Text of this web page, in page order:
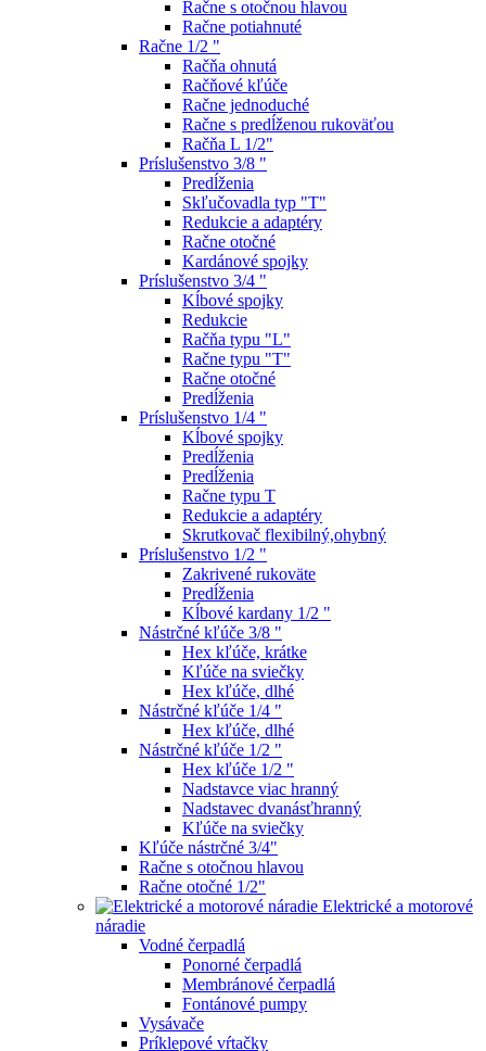
Račne s otočnou hlavou
Račne potiahnuté
Račne 1/2 "
Račňa ohnutá
Račňové kľúče
Račne jednoduché
Račne s predĺženou rukoväťou
Račňa L 1/2"
Príslušenstvo 3/8 "
Predĺženia
Skľučovadla typ "T"
Redukcie a adaptéry
Račne otočné
Kardánové spojky
Príslušenstvo 3/4 "
Kĺbové spojky
Redukcie
Račňa typu "L"
Račne typu "T"
Račne otočné
Predĺženia
Príslušenstvo 1/4 "
Kĺbové spojky
Predĺženia
Predĺženia
Račne typu T
Redukcie a adaptéry
Skrutkovač flexibilný,ohybný
Príslušenstvo 1/2 "
Zakrivené rukoväte
Predĺženia
Kĺbové kardany 1/2 "
Nástrčné kľúče 3/8 "
Hex kľúče, krátke
Kľúče na sviečky
Hex kľúče, dlhé
Nástrčné kľúče 1/4 "
Hex kľúče, dlhé
Nástrčné kľúče 1/2 "
Hex kľúče 1/2 "
Nadstavce viac hranný
Nadstavec dvanásťhranný
Kľúče na sviečky
Kľúče nástrčné 3/4"
Račne s otočnou hlavou
Račne otočné 1/2"
Elektrické a motorové
náradie
Vodné čerpadlá
Ponorné čerpadlá
Membránové čerpadlá
Fontánové pumpy
Vysávače
Príklepové vŕtačky